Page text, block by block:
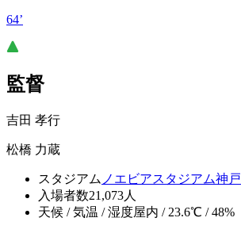
64’
監督
吉田 孝行
松橋 力蔵
スタジアム ノエビアスタジアム神戸
入場者数21,073人
天候 / 気温 / 湿度屋内 / 23.6℃ / 48%